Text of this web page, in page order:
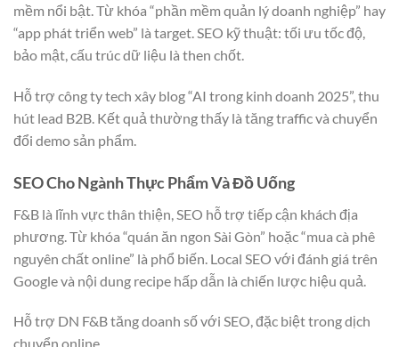
mềm nổi bật. Từ khóa “phần mềm quản lý doanh nghiệp” hay
“app phát triển web” là target. SEO kỹ thuật: tối ưu tốc độ,
bảo mật, cấu trúc dữ liệu là then chốt.
Hỗ trợ công ty tech xây blog “AI trong kinh doanh 2025”, thu
hút lead B2B. Kết quả thường thấy là tăng traffic và chuyển
đổi demo sản phẩm.
SEO Cho Ngành Thực Phẩm Và Đồ Uống
F&B là lĩnh vực thân thiện, SEO hỗ trợ tiếp cận khách địa
phương. Từ khóa “quán ăn ngon Sài Gòn” hoặc “mua cà phê
nguyên chất online” là phổ biến. Local SEO với đánh giá trên
Google và nội dung recipe hấp dẫn là chiến lược hiệu quả.
Hỗ trợ DN F&B tăng doanh số với SEO, đặc biệt trong dịch
chuyển online.